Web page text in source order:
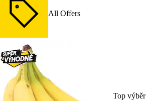
All Offers
Top výběr